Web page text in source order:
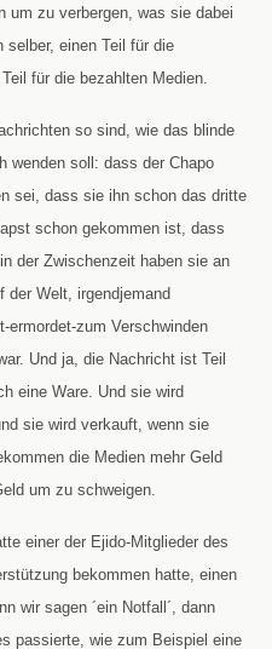
um zu verbergen, was sie dabei
selber, einen Teil für die
für die bezahlten Medien.
so sind, wie das blinde
wenden soll: dass der Chapo
sei, dass sie ihn schon das dritte
schon gekommen ist, dass
der Zwischenzeit haben sie an
der Welt, irgendjemand
ermordet-zum Verschwinden
Und ja, die Nachricht ist Teil
eine Ware. Und sie wird
sie wird verkauft, wenn sie
die Medien mehr Geld
um zu schweigen.
einer der Ejido-Mitglieder des
bekommen hatte, einen
wir sagen ´ein Notfall´, dann
passierte, wie zum Beispiel eine